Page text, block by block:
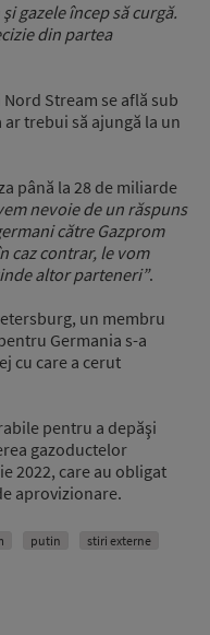
gazele încep să curgă.
din partea
Stream se află sub
trebui să ajungă la un
până la 28 de miliarde
nevoie de un răspuns
către Gazprom
caz contrar, le vom
altor parteneri”.
un membru
Germania s-a
cu care a cerut
pentru a depăşi
gazoductelor
2022, care au obligat
aprovizionare.
putin stiri externe